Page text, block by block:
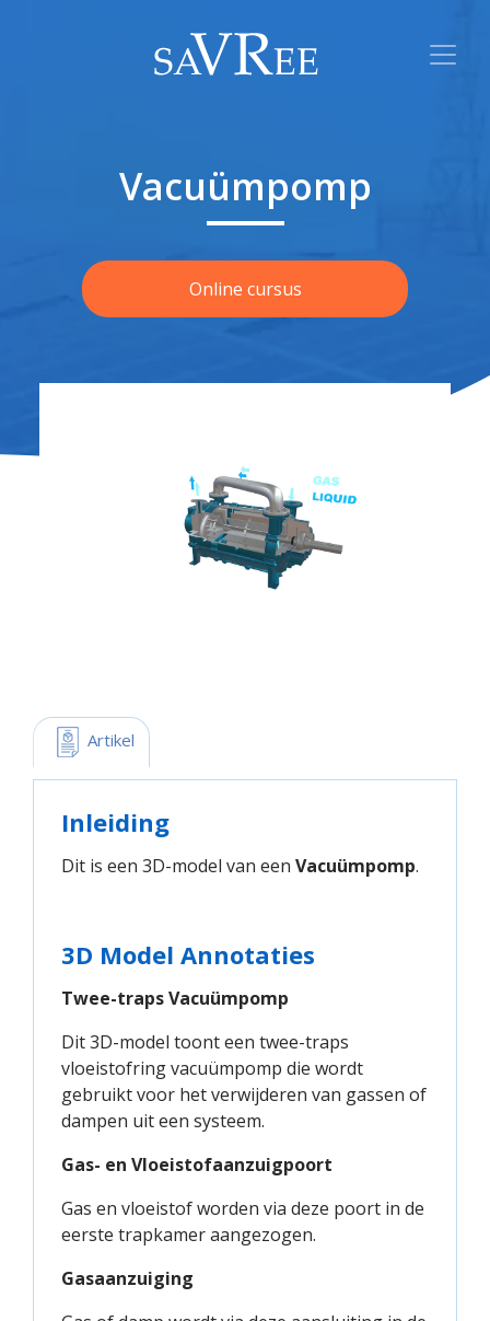
Vacuümpomp
Online cursus
Artikel
Inleiding
Dit is een 3D-model van een Vacuümpomp.
3D Model Annotaties
Twee-traps Vacuümpomp
Dit 3D-model toont een twee-traps
vloeistofring vacuümpomp die wordt
gebruikt voor het verwijderen van gassen of
dampen uit een systeem.
Gas- en Vloeistofaanzuigpoort
Gas en vloeistof worden via deze poort in de
eerste trapkamer aangezogen.
Gasaanzuiging